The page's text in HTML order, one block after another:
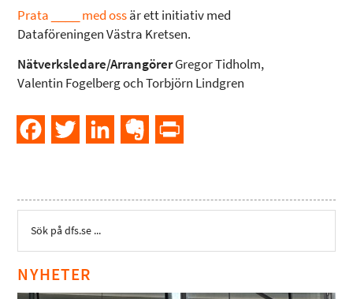
Prata ____ med ossär ett initiativ med
Dataföreningen Västra Kretsen.
Nätverksledare/ArrangörerGregor Tidholm,
Valentin Fogelberg och Torbjörn Lindgren
FacebookTwitter LinkedInEvernote
NYHETER